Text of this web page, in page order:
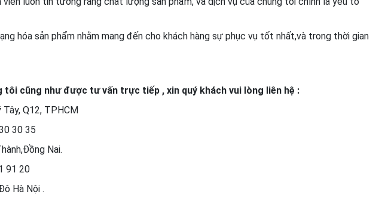
hóa sản phẩm nhằm mang đến cho khách hàng sự phục vụ tốt nhất,và trong thời gian
cũng như được tư vấn trực tiếp , xin quý khách vui lòng liên hệ :
Q12, TPHCM
30 35
Nai.
91 20
Hà Nội .